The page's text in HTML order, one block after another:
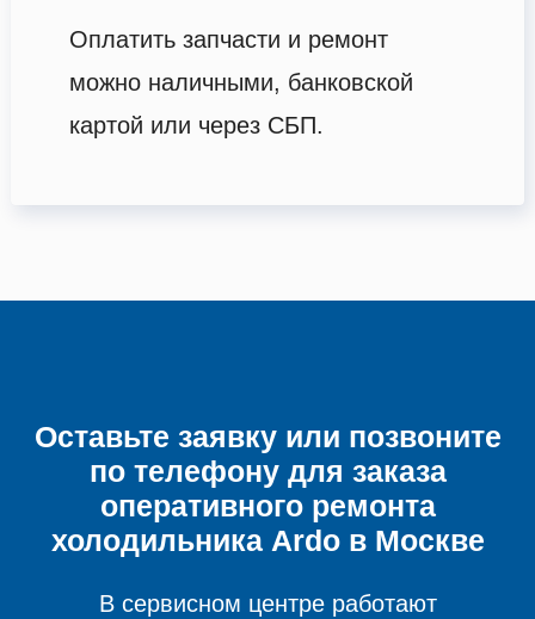
Оплатить запчасти и ремонт
можно наличными, банковской
картой или через СБП.
Оставьте заявку или позвоните
по телефону для заказа
оперативного ремонта
холодильникаArdo в Москве
В сервисном центре работают